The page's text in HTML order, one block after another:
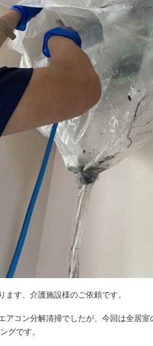
ます、介護施設様のご依頼です。
アコン分解清掃でしたが、今回は全居
グです。